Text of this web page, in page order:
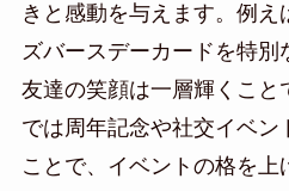
きと感動を与えます。例え
ズバースデーカードを特
友達の笑顔は一層輝くこと
では周年記念や社交イベン
ことで、イベントの格を上